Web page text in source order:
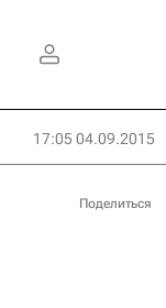
17:05 04.09.2015
Поделиться